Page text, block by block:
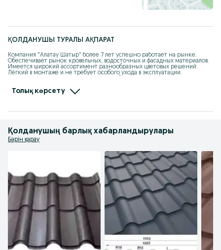
ҚОЛДАНУШЫ ТУРАЛЫ АҚПАРАТ
Компания "Алатау Шатыр" более 7 лет успешно работает на рынке.
Обеспечивает рынок кровельных, водосточных и фасадных материалов.
Имеется широкий ассортимент разнообразных цветовых решений.
Лёгкий в монтаже и не требует особого ухода в эксплуатации.
кредит.
      Для нас важно качества и сервис!
Толық көрсету
Қолданушың барлық хабарландырулары
Бәрін қарау